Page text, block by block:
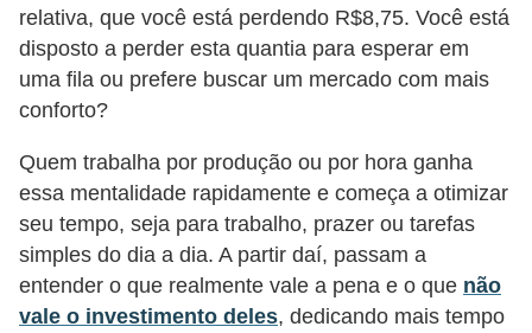
relativa, que você está perdendo R$8,75. Você está
disposto a perder esta quantia para esperar em
uma fila ou prefere buscar um mercado com mais
conforto?
Quem trabalha por produção ou por hora ganha
essa mentalidade rapidamente e começa a otimizar
seu tempo, seja para trabalho, prazer ou tarefas
simples do dia a dia. A partir daí, passam a
entender o que realmente vale a pena e o que não
vale o investimento deles, dedicando mais tempo
a